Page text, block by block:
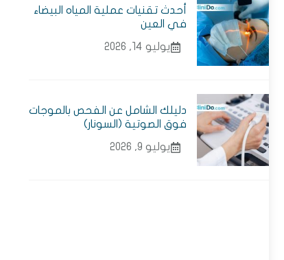
أحدث تقنيات عملية المياه البيضاء
في العين
يوليو 14, 2026
دليلك الشامل عن الفحص بالموجات
فوق الصوتية (السونار)
يوليو 9, 2026